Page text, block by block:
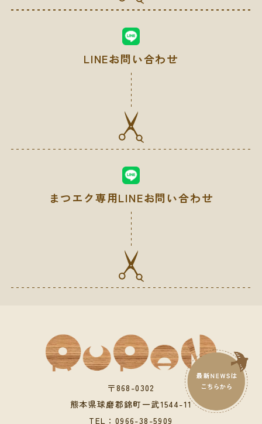
LINEお問い合わせ
まつエク専用LINEお問い合わせ
〒868-0302
熊本県球磨郡錦町一武1544-11
TEL： 0966-38-5909